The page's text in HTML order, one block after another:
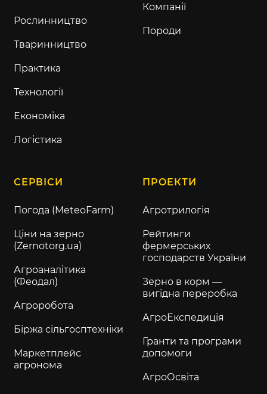
Рослинництво
Тваринництво
Практика
Технології
Економіка
Логістика
Компанії
Породи
СЕРВІСИ
Погода (MeteoFarm)
Ціни на зерно
(Zernotorg.ua)
Агроаналітика
(Феодал)
Агроробота
Біржа сільгосптехніки
Маркетплейс
агронома
ПРОЕКТИ
Агротрилогія
Рейтинги
фермерських
господарств України
Зерно в корм —
вигідна переробка
АгроЕкспедиція
Гранти та програми
допомоги
АгроОсвіта